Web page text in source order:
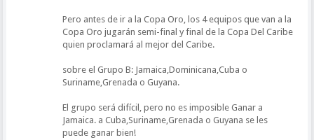
Pero antes de ir a la Copa Oro, los 4 equipos que van a la
Copa Oro jugarán semi-final y final de la Copa Del Caribe
quien proclamará al mejor del Caribe.
sobre el Grupo B: Jamaica,Dominicana,Cuba o
Suriname,Grenada o Guyana.
El grupo será difícil, pero no es imposible Ganar a
Jamaica. a Cuba,Suriname,Grenada o Guyana se les
puede ganar bien!